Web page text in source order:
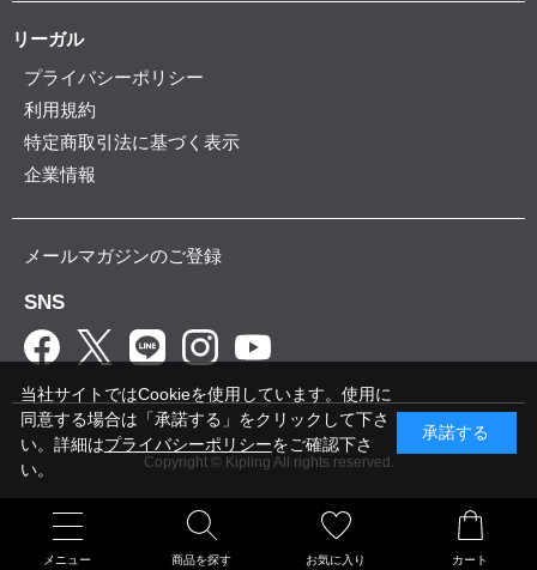
メニュー 商品を探す お気に入り カート
リーガル
プライバシーポリシー
利用規約
特定商取引法に基づく表示
企業情報
メールマガジンのご登録
SNS
Copyright © Kipling All rights reserved.
当社サイトではCookieを使用しています。使用に
同意する場合は「承諾する」をクリックして下さ
い。詳細はプライバシーポリシーをご確認下さ
い。
承諾する